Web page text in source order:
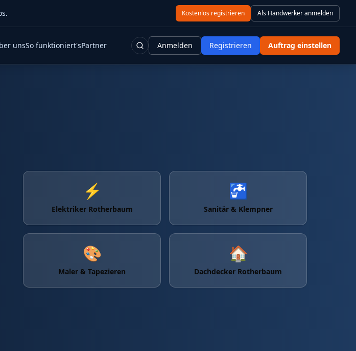
Kostenlos registrieren Als Handwerker anmelden
unsSo funktioniert'sPartner Anmelden Registrieren Auftrag einstellen
⚡
Elektriker Rotherbaum
🚰
Sanitär & Klempner
🎨
Maler & Tapezieren
🏠
Dachdecker Rotherbaum